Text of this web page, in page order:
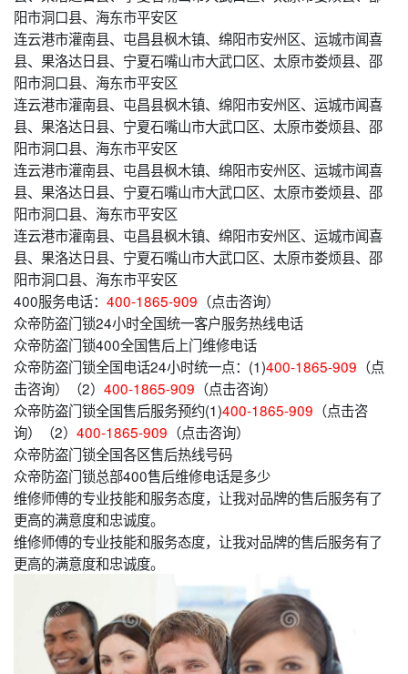
阳市洞口县、海东市平安区
连云港市灌南县、屯昌县枫木镇、绵阳市安州区、运城市闻喜
县、果洛达日县、宁夏石嘴山市大武口区、太原市娄烦县、邵
阳市洞口县、海东市平安区
连云港市灌南县、屯昌县枫木镇、绵阳市安州区、运城市闻喜
县、果洛达日县、宁夏石嘴山市大武口区、太原市娄烦县、邵
阳市洞口县、海东市平安区
连云港市灌南县、屯昌县枫木镇、绵阳市安州区、运城市闻喜
县、果洛达日县、宁夏石嘴山市大武口区、太原市娄烦县、邵
阳市洞口县、海东市平安区
连云港市灌南县、屯昌县枫木镇、绵阳市安州区、运城市闻喜
县、果洛达日县、宁夏石嘴山市大武口区、太原市娄烦县、邵
阳市洞口县、海东市平安区
400服务电话： 400-1865-909 （点击咨询）
众帝防盗门锁24小时全国统一客户服务热线电话
众帝防盗门锁400全国售后上门维修电话
众帝防盗门锁全国电话24小时统一点：(1)400-1865-909 （点
击咨询）（2） 400-1865-909 （点击咨询）
众帝防盗门锁全国售后服务预约(1)400-1865-909 （点击咨
询）（2） 400-1865-909 （点击咨询）
众帝防盗门锁全国各区售后热线号码
众帝防盗门锁总部400售后维修电话是多少
维修师傅的专业技能和服务态度，让我对品牌的售后服务有了
更高的满意度和忠诚度。
维修师傅的专业技能和服务态度，让我对品牌的售后服务有了
更高的满意度和忠诚度。